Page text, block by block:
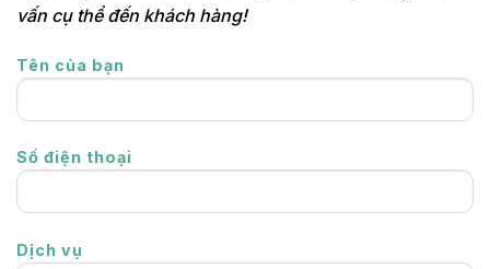
vấn cụ thể đến khách hàng!
Tên của bạn
Số điện thoại
Dịch vụ